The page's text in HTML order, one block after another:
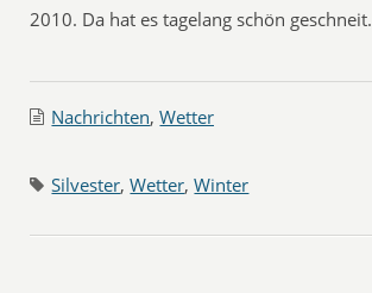
2010. Da hat es tagelang schön geschneit.
Nachrichten,Wetter
Silvester,Wetter,Winter